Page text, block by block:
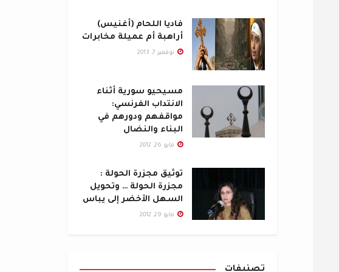
فاديا اللحام (أغنيس)
أراهبة أم عميلة مخابرات
نوفمبر 7, 2013
مسيحيو سورية أثناء
الانتداب الفرنسي:
مواقفهم ودورهم في
البناء والنضال
مايو 26, 2012
توثيق مجزرة الحولة :
مجزرة الحولة … وتحويل
السهل الأخضر إلى يباس
مايو 29, 2012
تصنيفات